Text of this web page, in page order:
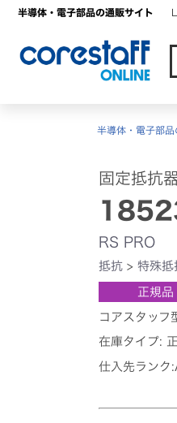
半導体・電子部品の通販サイト
半導体・電子部
固定抵抗
RS PRO
抵抗 > 特殊抵
正規品
コアスタッ
在庫タイプ:
仕入先ランク